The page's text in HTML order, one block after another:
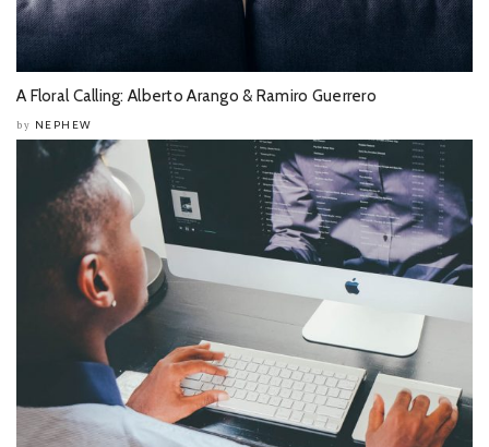
A Floral Calling: Alberto Arango & Ramiro Guerrero
by NEPHEW